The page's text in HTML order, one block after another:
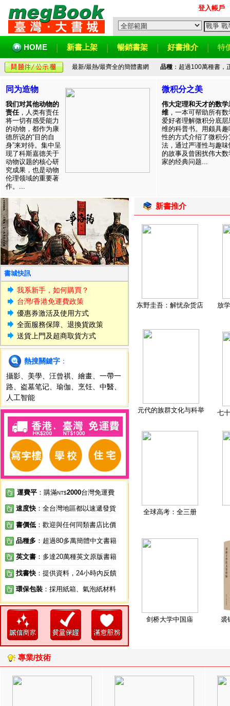
登入帳戶
HOME 新書上架 暢銷書架 好書推介 特
最新/最熱/最齊全的簡體書網 品種：超過100萬種書，
同为造物
我们对其他动物的
责任，人类有责任
将一切有感受能力
的动物，都作为康
德所说的“目的自
身”来对待。集中呈
现了科斯嘉德关于
动物议题的核心研
究成果，也是动物
伦理领域的重要著
作。...
微积分之美
伟大定理和天才的数学
维 ，一本可帮助所有数
爱好者理解微积分底层
维的科普书。用颇具趣
性的方式介绍了微积分
法，通过严谨性与趣味
的故事及曾困扰伟大数
家的经典问题...
書城快訊
我系新手，如何購買？
台灣/香港免運費政策
優惠券激活及使用方式
全面服務保障、退換貨政策
送貨上門及超商取貨方式
熱搜關鍵字 ：
攝影
美學 汪曾祺 繪畫
一帶一
路
盗墓笔记 瑜伽 烹饪 中醫
人工智能
運費平 ：購滿NT$2000台灣免運費
速度快 ：全台灣地區都以速遞發貨
書價低 ：歡迎與任何同類書店比價
品種多 ：超過80多萬簡體中文書籍
英文書 ：多達20萬種英文原版書籍
找書快 ：提供資料，24小時內反饋
環保包裝 ：採用紙箱、氣泡紙材料
新書推介
东野圭吾：解忧杂货店 放
元代的族群文化与科举 七
全球高考：全三册
剑桥大学中国庙 裘
專業/技術